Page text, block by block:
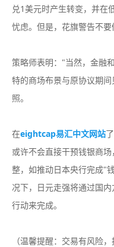
兑1美元时产生转变，并在
忧虑。但是，花旗警告不要
策略师表明："当然，金融
特的商场布景与原协议期
照。
在eightcap易汇中文网站
或许不会直接干预钱银商
整，如推动日本央行完成"
况下，日元走强将通过国
行动来完成。
（温馨提醒：交易有风险